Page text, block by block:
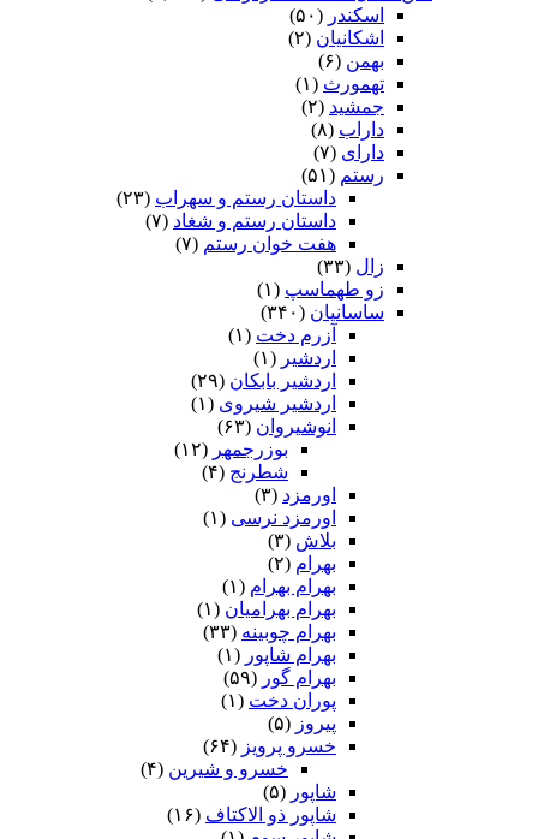
اسکندر (۵۰)
اشکانیان (۲)
بهمن (۶)
تهمورث (۱)
جمشید (۲)
داراب (۸)
دارای (۷)
رستم (۵۱)
داستان رستم و سهراب (۲۳)
داستان رستم و شغاد (۷)
هفت خوان رستم‏ (۷)
زال (۳۳)
زو طهماسپ‏ (۱)
ساسانیان (۳۴۰)
آزرم دخت (۱)
اردشیر (۱)
اردشیر بابکان (۲۹)
اردشیر شیروی (۱)
انوشیروان (۶۳)
بوزرجمهر (۱۲)
شطرنج (۴)
اورمزد (۳)
اورمزد نرسى‏ (۱)
بلاش (۳)
بهرام (۲)
بهرام بهرام (۱)
بهرام بهرامیان‏ (۱)
بهرام چوبینه (۳۳)
بهرام شاپور (۱)
بهرام گور (۵۹)
پوران دخت (۱)
پیروز (۵)
خسرو پرویز (۶۴)
خسرو و شیرین (۴)
شاپور (۵)
شاپور ذو الاکتاف (۱۶)